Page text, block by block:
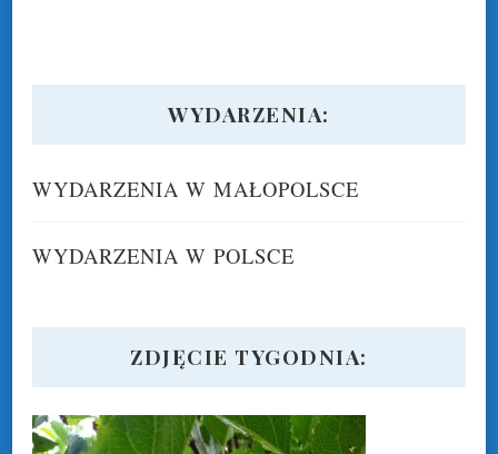
WYDARZENIA:
WYDARZENIA W MAŁOPOLSCE
WYDARZENIA W POLSCE
ZDJĘCIE TYGODNIA: